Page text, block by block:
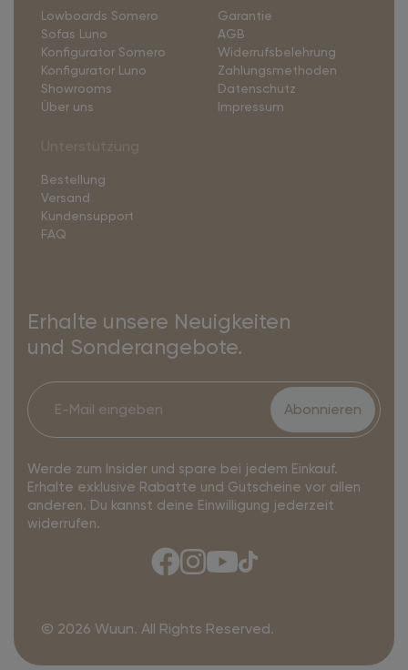
Lowboards Somero
Sofas Luno
Konfigurator Somero
Konfigurator Luno
Showrooms
Über uns
Garantie
AGB
Widerrufsbelehrung
Zahlungsmethoden
Datenschutz
Impressum
Bestellung
Versand
Kundensupport
FAQ
Erhalte unsere Neuigkeiten
und Sonderangebote.
Abonnieren
Werde zum Insider und spare bei jedem Einkauf.
Erhalte exklusive Rabatte und Gutscheine vor allen
anderen. Du kannst deine Einwilligung jederzeit
widerrufen.
© 2026 Wuun. All Rights Reserved.